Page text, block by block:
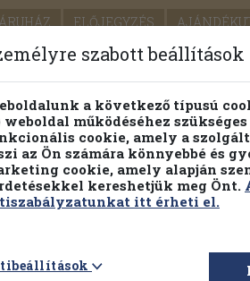
ELŐJEGYZÉS
PILLANATNYI ÁRAINK
Részletes kereső
szabott beállítások
a következő típusú
weboldal működéséhez
cookie, amely a
az Ön számára könnyebbé és
cookie, amely alapján
kereshetjük meg Önt.
itt érheti el.